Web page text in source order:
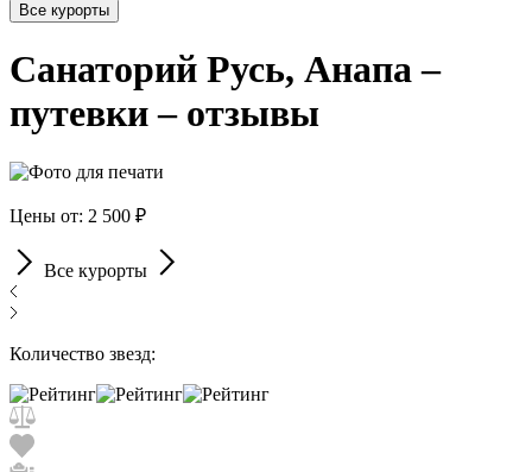
Все курорты
Санаторий Русь, Анапа –
путевки – отзывы
Цены от: 2 500 ₽
Все курорты
Количество звезд: